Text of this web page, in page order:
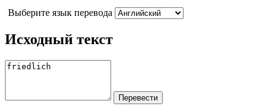
Выберите язык перевода
Исходный текст